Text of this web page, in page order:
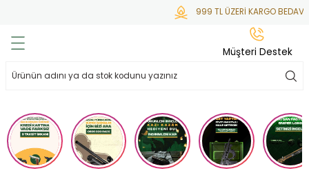
999 TL ÜZERİ KARGO BEDAVA